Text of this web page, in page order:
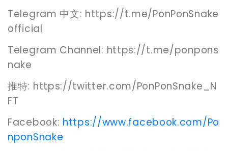
Telegram 中文: https://t.me/PonPonSnake
official
Telegram Channel: https://t.me/ponpons
nake
推特: https://twitter.com/PonPonSnake_N
FT
Facebook: https://www.facebook.com/Po
nponSnake